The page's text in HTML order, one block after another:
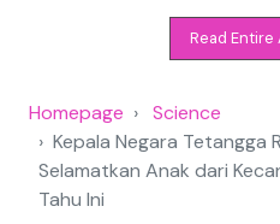
Read
Homepage
Science
Kepala Negara Tetangga
Selamatkan Anak dari
Tahu Ini